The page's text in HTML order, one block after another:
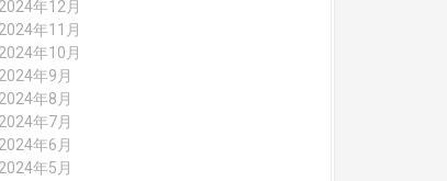
2024年12月
2024年11月
2024年10月
2024年9月
2024年8月
2024年7月
2024年6月
2024年5月